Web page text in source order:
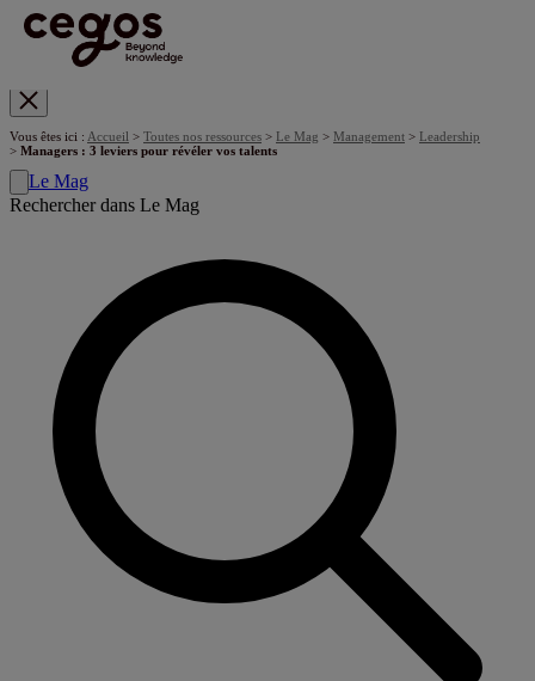
Vous êtes ici : Accueil > Toutes nos ressources > Le Mag > Management > Leadership
> Managers : 3 leviers pour révéler vos talents
Le Mag
Rechercher dans Le Mag